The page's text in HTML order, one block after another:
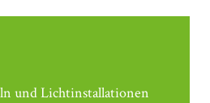
und Lichtinstallationen